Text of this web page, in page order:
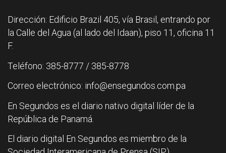
Dirección: Edificio Brazil 405, vía Brasil, entrando por
la Calle del Agua (al lado del Idaan), piso 11, oficina 11
F.
Teléfono: 385-8777 / 385-8778
Correo electrónico: info@ensegundos.com.pa
En Segundos es el diario nativo digital líder de la
República de Panamá.
El diario digital En Segundos es miembro de la